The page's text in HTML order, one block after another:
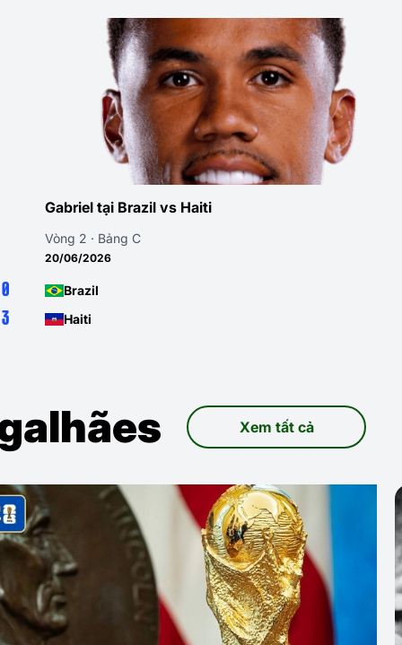
3
0
Gabriel tại Brazil vs Morocco
Vòng 1 · Bảng C
13/06/2026
Brazil
Morocco
Xem tất cả
Khoảnh khắc